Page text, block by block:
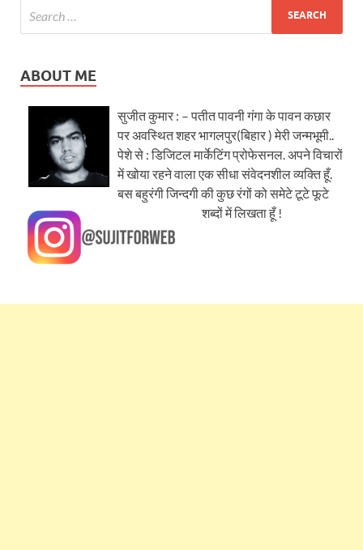
ABOUT ME
सुजीत कुमार : – पतीत पावनी गंगा के पावन कछार
पर अवस्थित शहर भागलपुर(बिहार ) मेरी जन्मभूमी..
पेशे से : डिजिटल मार्केटिंग प्रोफेसनल. अपने विचारों
में खोया रहने वाला एक सीधा संवेदनशील व्यक्ति हूँ.
बस बहुरंगी जिन्दगी की कुछ रंगों को समेटे टूटे फूटे
शब्दों में लिखता हूँ !